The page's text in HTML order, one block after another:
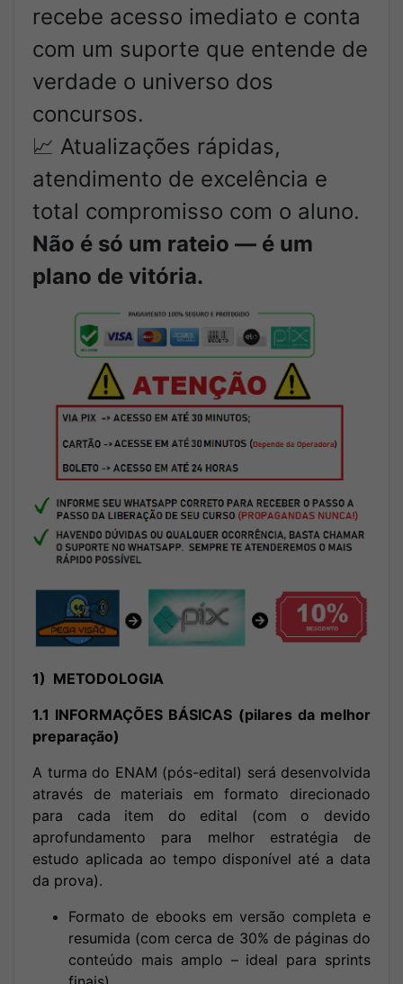
recebe acesso imediato e conta
com um suporte que entende de
verdade o universo dos
concursos.
📈 Atualizações rápidas,
atendimento de excelência e
total compromisso com o aluno.
Não é só um rateio — é um
plano de vitória.
1) METODOLOGIA
1.1 INFORMAÇÕES BÁSICAS (pilares da melhor
preparação)
A turma do ENAM (pós-edital) será desenvolvida
através de materiais em formato direcionado
para cada item do edital (com o devido
aprofundamento para melhor estratégia de
estudo aplicada ao tempo disponível até a data
da prova).
Formato de ebooks em versão completa e
resumida (com cerca de 30% de páginas do
conteúdo mais amplo – ideal para sprints